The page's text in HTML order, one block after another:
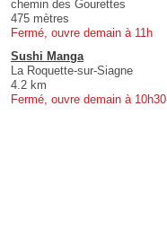
chemin des Gourettes
475 mètres
Fermé, ouvre demain à 11h
Sushi Manga
La Roquette-sur-Siagne
4.2 km
Fermé, ouvre demain à 10h30